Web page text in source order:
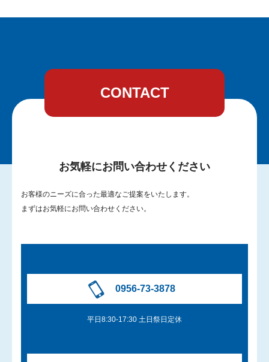
CONTACT
お気軽にお問い合わせください
お客様のニーズに合った最適なご提案をいたします。
まずはお気軽にお問い合わせください。
0956-73-3878
平日8:30-17:30 土日祭日定休